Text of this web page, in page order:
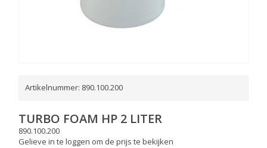
Artikelnummer: 890.100.200
TURBO FOAM HP 2 LITER
890.100.200
Gelieve in te loggen om de prijs te bekijken